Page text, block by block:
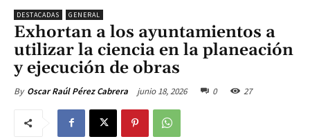
DESTACADAS GENERAL
Exhortan a los ayuntamientos a
utilizar la ciencia en la planeación
y ejecución de obras
By Oscar Raúl Pérez Cabrera junio 18, 2026 0 27